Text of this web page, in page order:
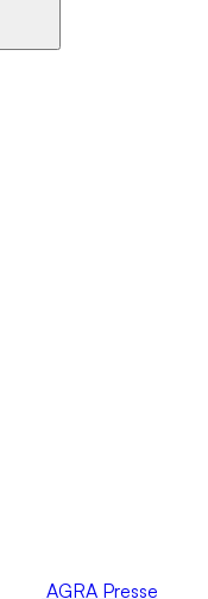
AGRA Presse